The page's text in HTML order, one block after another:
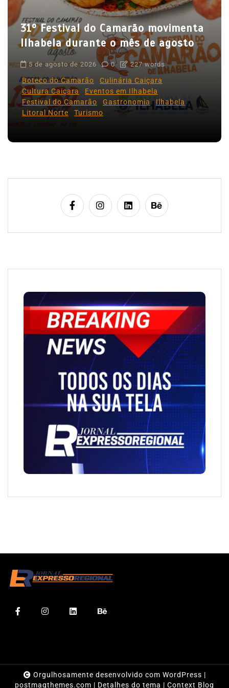
s
31º Festival do Camarão movimenta
Ilhabela durante o mês de agosto
5 de agosto de 2026 0 227 words
Boteco do Camarão
Culinária Caiçara
Cultura Caiçara
Eventos em Ilhabela
Festival do Camarão
Gastronomia
Ilhabela
Litoral Norte
Turismo
Orgulhosamente desenvolvido com WordPress |
postmagthemes.com | Detalhes do tema | Context Blog